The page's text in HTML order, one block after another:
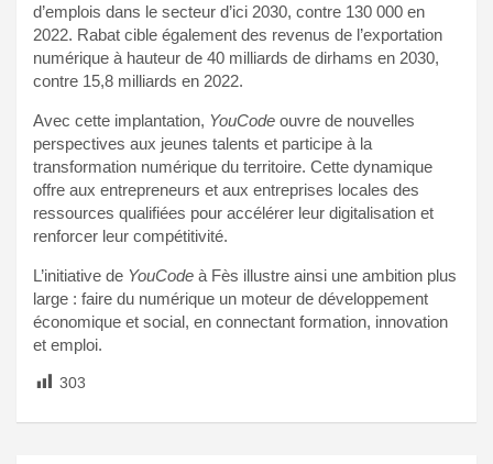
d’emplois dans le secteur d’ici 2030, contre 130 000 en
2022. Rabat cible également des revenus de l’exportation
numérique à hauteur de 40 milliards de dirhams en 2030,
contre 15,8 milliards en 2022.
Avec cette implantation, YouCode ouvre de nouvelles
perspectives aux jeunes talents et participe à la
transformation numérique du territoire. Cette dynamique
offre aux entrepreneurs et aux entreprises locales des
ressources qualifiées pour accélérer leur digitalisation et
renforcer leur compétitivité.
L’initiative de YouCode à Fès illustre ainsi une ambition plus
large : faire du numérique un moteur de développement
économique et social, en connectant formation, innovation
et emploi.
303